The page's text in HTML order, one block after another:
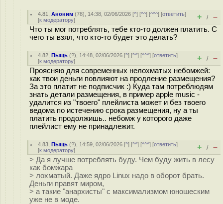
4.81 ,Аноним (78), 14:38, 02/06/2026 [^] [^^] [^^^] [ответить]
[к модератору] + / –
Что ты мог потреблять, тебе кто-то должен платить. С
чего ты взял, что кто-то будет это делать?
4.82 ,Пыщь (?), 14:48, 02/06/2026 [^] [^^] [^^^] [ответить]
[к модератору] + / –
Проясняю для современных нелохматых небомжей:
как твои деньги повлияют на продление размещения?
За это платит не подписчик :) Куда там потреблюдям
знать детали размещения, в пример apple music -
удалится из "твоего" плейлиста может и без твоего
ведома по истечению срока размещения, ну а ты
платить продолжишь.. небомж у которого даже
плейлист ему не принадлежит.
4.83 ,Пыщь (?), 14:59, 02/06/2026 [^] [^^] [^^^] [ответить]
[к модератору] + / –
> Да я лучше потреблять буду. Чем буду жить в лесу
как бомжара
> лохматый. Даже ядро Linux надо в оборот брать.
Деньги правят миром,
> а такие "анархисты" с максимализмом юношеским
уже не в моде.